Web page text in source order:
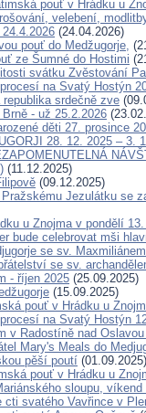
pouť v Hrádku u
velebení,
(24.04.2026)
pouť do Medžugorje,
ze Šumné do Hostimi
svátku Zvěstování
na Svatý Hostýn
republika srdečně zve
- už 25.2.2026
děti 27. prosince
28. 12. 2025 – 3.
(11.12.2025)
(09.12.2025)
Jezulátku se
u Znojma v pondělí
bude celebrovat mši
se sv.
se sv.
- říjen 2025 (25.09.2025)
(15.09.2025)
pouť v Hrádku u
na Svatý Hostýn
v Radostíně nad
Mary's Meals do
pěší poutí (01.09.2025)
pouť v Hrádku u
sloupu,
cti svatého Vavřince v